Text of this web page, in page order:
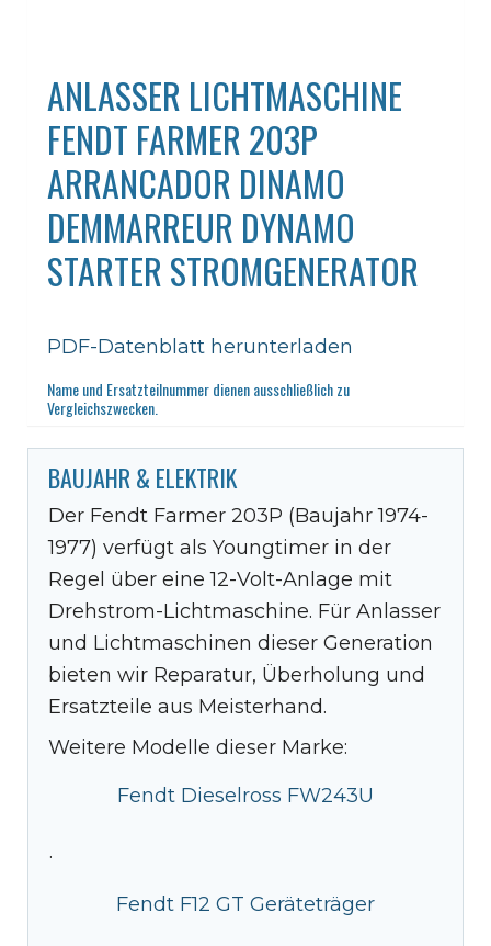
ANLASSER LICHTMASCHINE
FENDT FARMER 203P
ARRANCADOR DINAMO
DEMMARREUR DYNAMO
STARTER STROMGENERATOR
PDF-Datenblatt herunterladen
Name und Ersatzteilnummer dienen ausschließlich zu
Vergleichszwecken.
BAUJAHR & ELEKTRIK
Der Fendt Farmer 203P (Baujahr 1974-
1977) verfügt als Youngtimer in der
Regel über eine 12-Volt-Anlage mit
Drehstrom-Lichtmaschine. Für Anlasser
und Lichtmaschinen dieser Generation
bieten wir Reparatur, Überholung und
Ersatzteile aus Meisterhand.
Weitere Modelle dieser Marke:
Fendt Dieselross FW243U
·
Fendt F12 GT Geräteträger